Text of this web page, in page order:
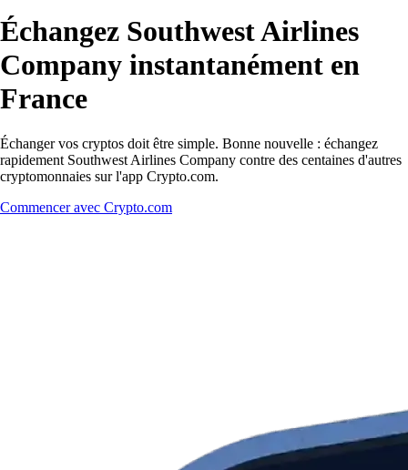
Échangez Southwest Airlines
Company instantanément en
France
Échanger vos cryptos doit être simple. Bonne nouvelle : échangez
rapidement Southwest Airlines Company contre des centaines d'autres
cryptomonnaies sur l'app Crypto.com.
Commencer avec Crypto.com